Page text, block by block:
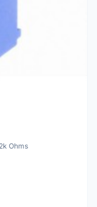
Ohms